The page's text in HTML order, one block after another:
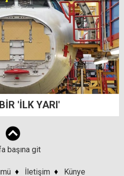
'İLK YARI'
başına git
♦ İletişim ♦ Künye